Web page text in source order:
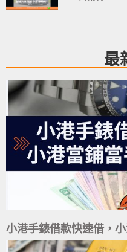
最
小港手錶借款快速借，